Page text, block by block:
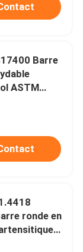
Barre
ASTM
à 500 mm
ronde en